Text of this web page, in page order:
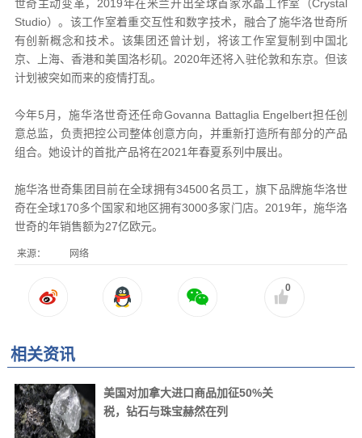
世奇主动变革，2019年在米兰开出全球首家水晶工作室（Crystal
Studio）。该工作室着重交互性和数字技术，融合了施华洛世奇所
有创新概念和技术。该集团还曾计划，将该工作室复制到中国北
京、上海、香港和美国洛杉矶。2020年还将入驻伦敦和东京。但该
计划被突如而来的疫情打乱。
今年5月，施华洛世奇还任命Govanna Battaglia Engelbert担任创
意总监，负责把控公司整体创意方向，并重新打造所有部分的产品
组合。她设计的首批产品将在2021年春夏系列中展出。
施华洛世奇集团目前在全球拥有34500名员工，旗下品牌施华洛世
奇在全球170多个国家和地区拥有3000多家门店。2019年，施华洛
世奇的年销售额为27亿欧元。
来源： 网络
0
相关资讯
美国对加拿大进口商品加征50%关
税，钻石与珠宝赫然在列